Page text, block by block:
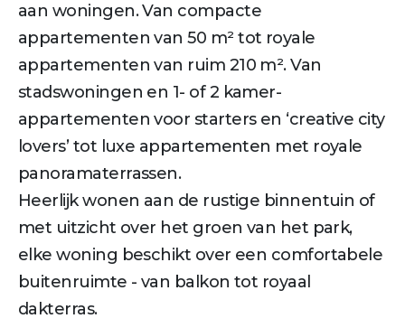
aan woningen. Van compacte
appartementen van 50 m² tot royale
appartementen van ruim 210 m². Van
stadswoningen en 1- of 2 kamer­
appartementen voor starters en ‘creative city
lovers’ tot luxe appartementen met royale
panoramaterrassen.
Heerlijk wonen aan de rustige binnentuin of
met uitzicht over het groen van het park,
elke woning beschikt over een comfortabele
buitenruimte - van balkon tot royaal
dakterras.